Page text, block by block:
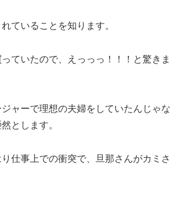
ていることを知ります。
ていたので、えっっっ！！！と驚きま
ャーで理想の夫婦をしていたんじゃな
とします。
仕事上での衝突で、旦那さんがカミさ